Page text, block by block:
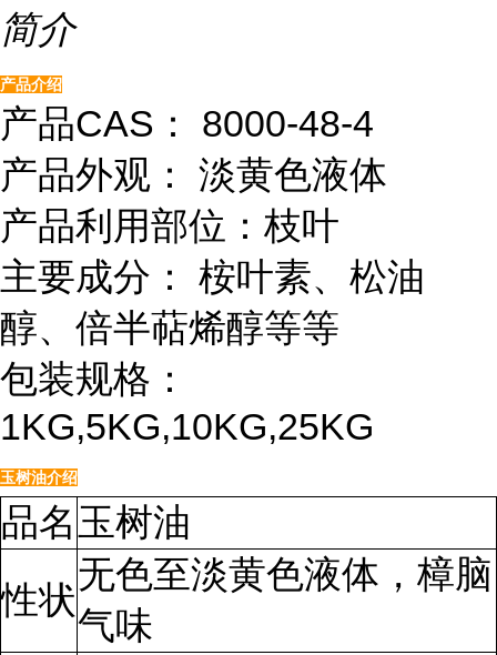
简介
产品介绍
产品CAS： 8000-48-4
产品外观： 淡黄色液体
产品利用部位：枝叶
主要成分： 桉叶素、松油
醇、倍半萜烯醇等等
包装规格：
1KG,5KG,10KG,25KG
玉树油介绍
品名 玉树油
性状
无色至淡黄色液体，樟脑
气味